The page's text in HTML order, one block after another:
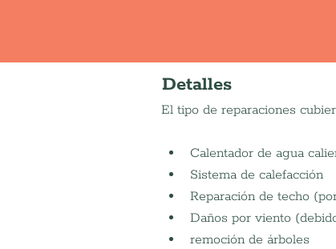
Detalles
El tipo de reparaciones
Calentador de agua
Sistema de calefacción
Reparación de techo
Daños por viento
remoción de árboles